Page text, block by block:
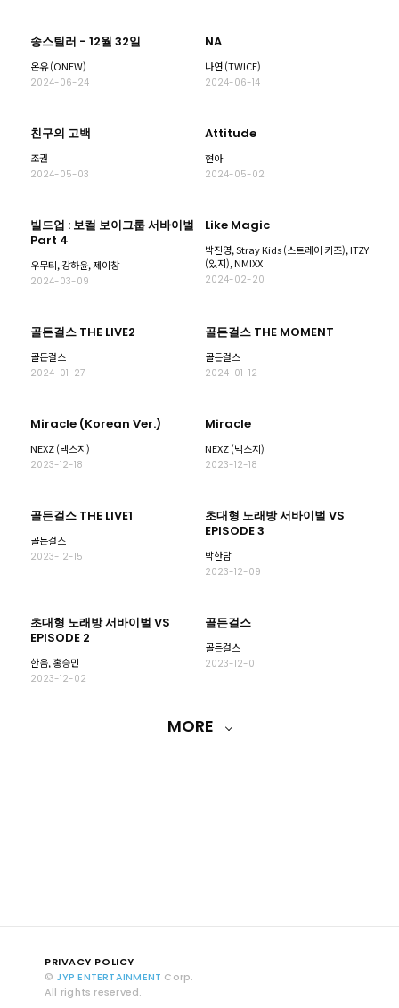
송스틸러 - 12월 32일
온유 (ONEW)
2024-06-24
NA
나연 (TWICE)
2024-06-14
친구의 고백
조권
2024-05-03
Attitude
현아
2024-05-02
빌드업 : 보컬 보이그룹 서바이벌
Part 4
우무티, 강하윤, 제이창
2024-03-09
Like Magic
박진영, Stray Kids (스트레이 키즈), ITZY
(있지), NMIXX
2024-02-20
골든걸스 THE LIVE2
골든걸스
2024-01-27
골든걸스 THE MOMENT
골든걸스
2024-01-12
Miracle (Korean Ver.)
NEXZ (넥스지)
2023-12-18
Miracle
NEXZ (넥스지)
2023-12-18
골든걸스 THE LIVE1
골든걸스
2023-12-15
초대형 노래방 서바이벌 VS
EPISODE 3
박한담
2023-12-09
초대형 노래방 서바이벌 VS
EPISODE 2
한음, 홍승민
2023-12-02
골든걸스
골든걸스
2023-12-01
MORE
© JYP ENTERTAINMENT Corp.
All rights reserved.
PRIVACY POLICY